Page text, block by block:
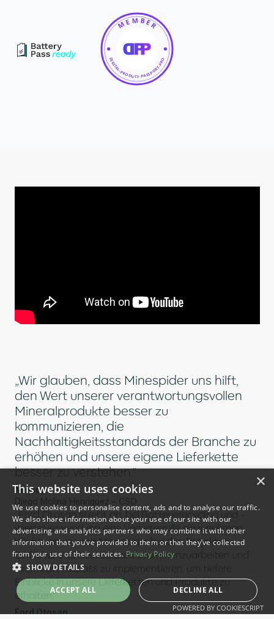
Member of Digital Product Passport Pro
MEMBER
DIGITAL-PRODUCT-PASSPORT.PRO
„Wir glauben, dass Minespider uns hilft,
den Wert unserer verantwortungsvollen
Mineralprodukte besser zu
kommunizieren, die
Nachhaltigkeitsstandards der Branche zu
erhöhen und unsere eigene Lieferkette
besser zu verstehen.“
Minsur
Diego Molina Henriquez – CSO
„Ford Otosan strebt an, bei Batterierecycling und -
wiederverwendung eine Vorreiterrolle einzunehmen.
Wir freuen uns, mit Minespider bei den Projekten
BATRAW und Recirculate zusammenzuarbeiten und
ihren Batteriepass zu implementieren, um tiefere
Einblicke in unsere Lieferketten und Produkte zu
erhalten.“
Ford Otosan
×
This website uses cookies
We use cookies to personalise content, ads and to analyse our traffic.
We also share information about your use of our site with our
advertising and analytics partners who may combine it with other
information that you’ve provided to them or that they’ve collected
from your use of their services. Privacy Policy
SHOW DETAILS
ACCEPT ALL DECLINE ALL
POWERED BY COOKIESCRIPT